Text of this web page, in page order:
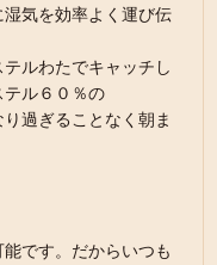
気を効率よく運び伝
ルわたでキャッチし
ル６０％の
過ぎることなく朝ま
です。だからいつも